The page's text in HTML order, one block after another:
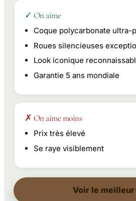
✓ On aime
Coque polycarbonate ultra-
Roues silencieuses
Look iconique
Garantie 5 ans mondiale
✗ On aime moins
Prix très élevé
Se raye visiblement
Voir le